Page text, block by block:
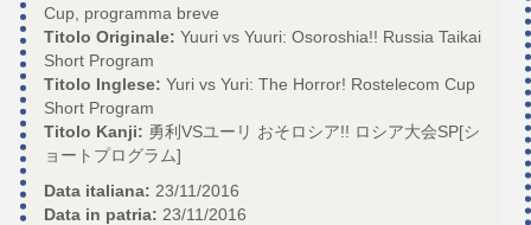
Cup, programma breve
Titolo Originale: Yuuri vs Yuuri: Osoroshia!! Russia Taikai
Short Program
Titolo Inglese: Yuri vs Yuri: The Horror! Rostelecom Cup
Short Program
Titolo Kanji: 勇利VSユーリ おそロシア!! ロシア大会SP[シ
ョートプログラム]
Data italiana: 23/11/2016
Data in patria: 23/11/2016